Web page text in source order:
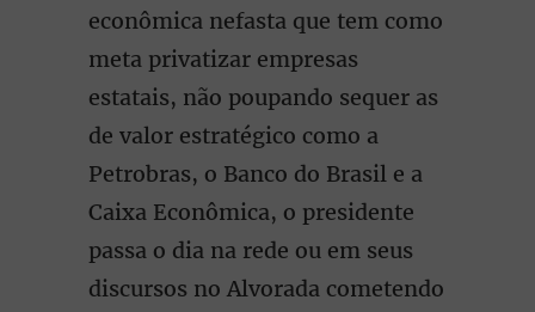
econômica nefasta que tem como
meta privatizar empresas
estatais, não poupando sequer as
de valor estratégico como a
Petrobras, o Banco do Brasil e a
Caixa Econômica, o presidente
passa o dia na rede ou em seus
discursos no Alvorada cometendo